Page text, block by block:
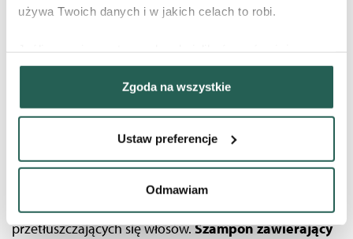
używa Twoich danych i w jakich celach to robi.
Gromadzić dane dotyczące Twojej lokalizacji
geograficznej z dokładnością nawet do kilku metrów
Identyfikować Twoje urządzenie, aktywnie analizując
czyli wirtualny odcisk palca)
Dowiedz się więcej odnośnie tego, jak Twoje osobiste
dane są przetwarzane oraz ustaw własne preferencje w
zmienić lub wycofać swoją zgodę w dowolnej chwili.
Zgoda na wszystkie
Ustaw preferencje
Odmawiam
Możesz również przygotować gęstą pastę z węgla
szczotkowanie. Nie musisz obawiać się czarnego koloru
pasty - nie zostanie on na zębach.
WĘGIEL AKTYWNY STOSOWANY NA
SKÓRĘ GŁOWY
przetłuszczających się włosów.Szampon zawierający